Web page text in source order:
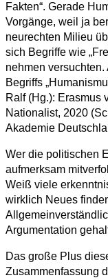
Fakten“. Gerade
Vorgänge, weil ja
neurechten Milieu
sich Begriffe wie
nehmen
Begriffs
Ralf (Hg.): Erasmus
Nationalist, 2020
Akademie
Wer die politischen
aufmerksam
Weiß viele
wirklich Neues
Argumentation
Das große Plus
Zusammenfassung